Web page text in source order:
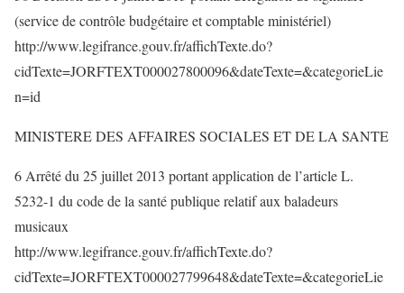
(service de contrôle budgétaire et comptable ministériel)
http://www.legifrance.gouv.fr/affichTexte.do?
cidTexte=JORFTEXT000027800096&dateTexte=&categorieLie
n=id
MINISTERE DES AFFAIRES SOCIALES ET DE LA SANTE
6 Arrêté du 25 juillet 2013 portant application de l’article L.
5232-1 du code de la santé publique relatif aux baladeurs
musicaux
http://www.legifrance.gouv.fr/affichTexte.do?
cidTexte=JORFTEXT000027799648&dateTexte=&categorieLie